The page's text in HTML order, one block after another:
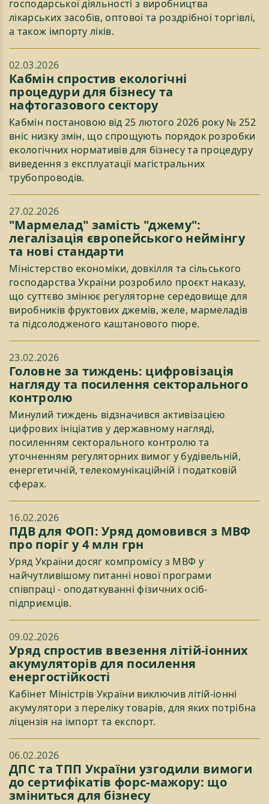
господарської діяльності з виробництва
лікарських засобів, оптової та роздрібної торгівлі,
а також імпорту ліків.
02.03.2026
Кабмін спростив екологічні
процедури для бізнесу та
нафтогазового сектору
Кабмін постановою від 25 лютого 2026 року № 252
вніс низку змін, що спрощують порядок розробки
екологічних нормативів для бізнесу та процедуру
виведення з експлуатації магістральних
трубопроводів.
27.02.2026
"Мармелад" замість "джему":
легалізація європейського неймінгу
та нові стандарти
Міністерство економіки, довкілля та сільського
господарства України розробило проєкт наказу,
що суттєво змінює регуляторне середовище для
виробників фруктових джемів, желе, мармеладів
та підсолодженого каштанового пюре.
23.02.2026
Головне за тиждень: цифровізація
нагляду та посилення секторального
контролю
Минулий тиждень відзначився активізацією
цифрових ініціатив у державному нагляді,
посиленням секторального контролю та
уточненням регуляторних вимог у будівельній,
енергетичній, телекомунікаційній і податковій
сферах.
16.02.2026
ПДВ для ФОП: Уряд домовився з МВФ
про поріг у 4 млн грн
Уряд України досяг компромісу з МВФ у
найчутливішому питанні нової програми
співпраці - оподаткуванні фізичних осіб-
підприємців.
09.02.2026
Уряд спростив ввезення літій-іонних
акумуляторів для посилення
енергостійкості
Кабінет Міністрів України виключив літій-іонні
акумулятори з переліку товарів, для яких потрібна
ліцензія на імпорт та експорт.
06.02.2026
ДПС та ТПП України узгодили вимоги
до сертифікатів форс-мажору: що
зміниться для бізнесу